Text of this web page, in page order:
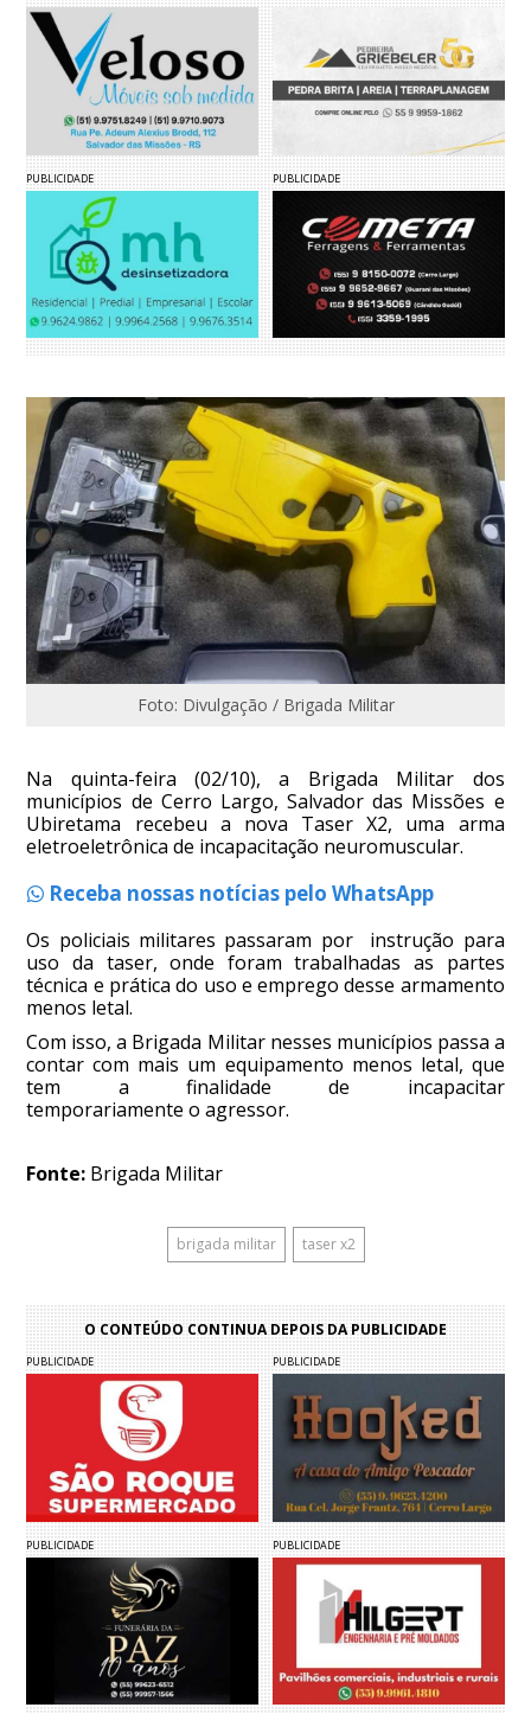
PUBLICIDADE PUBLICIDADE
Foto: Divulgação / Brigada Militar
Na quinta-feira (02/10), a Brigada Militar dos
municípios de Cerro Largo, Salvador das Missões e
Ubiretama recebeu a nova Taser X2, uma arma
eletroeletrônica de incapacitação neuromuscular.
Receba nossas notícias pelo WhatsApp
Os policiais militares passaram por instrução para
uso da taser, onde foram trabalhadas as partes
técnica e prática do uso e emprego desse armamento
menos letal.
Com isso, a Brigada Militar nesses municípios passa a
contar com mais um equipamento menos letal, que
tem a finalidade de incapacitar
temporariamente o agressor.
Fonte: Brigada Militar
brigada militar taser x2
O CONTEÚDO CONTINUA DEPOIS DA PUBLICIDADE
PUBLICIDADE PUBLICIDADE
PUBLICIDADE PUBLICIDADE